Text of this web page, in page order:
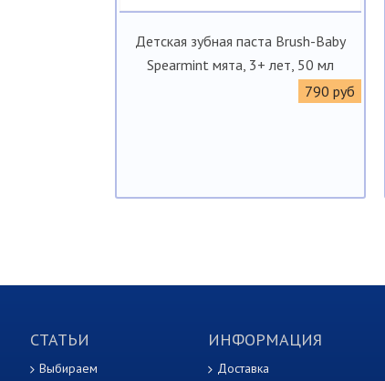
Детская зубная паста Brush-Baby
Spearmint мята, 3+ лет, 50 мл
790 руб
СТАТЬИ
Выбираем
ИНФОРМАЦИЯ
Доставка